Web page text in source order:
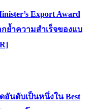
Export Award
กย้ำความสำเร็จของแบ
อันดับเป็นหนึ่งใน Best